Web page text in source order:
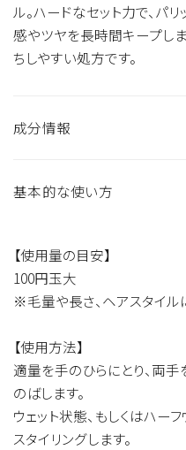
ル。ハードなセット力で、パ
感やツヤを長時間キープし
ちしやすい処方です。
成分情報
水、エタノール、ＢＧ、ＰＥＧ
シア脂グリセレス－8エステ
ノキ種子エキス、ジグルコシ
（カシミヤヤギ）、（アブラ
ェロール、カルナウバロウ、グ
セテス－２０、（アクリル酸
キシエチル）コポリマー、クエ
息香酸Ｎａ、メチルパラベン
基本的な使い方
【使用量の目安】
100円玉大
※毛量や長さ、ヘアスタイル
【使用方法】
適量を手のひらにとり、両
のばします。
ウェット状態、もしくはハー
スタイリングします。